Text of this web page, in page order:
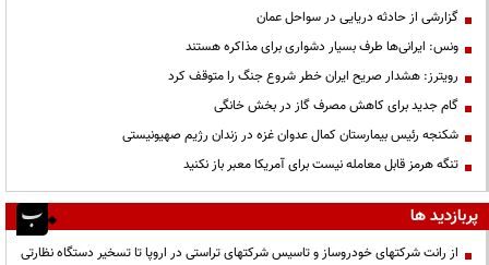
گزارشی از حادثه دریایی در سواحل عمان
ونس: ایرانی‌ها طرف بسیار دشواری برای مذاکره هستند
رویترز: هشدار صریح ایران خطر شروع جنگ را متوقف کرد
گام جدید برای کاهش مصرف گاز در بخش خانگی
شکنجه رئیس بیمارستان کمال عدوان غزه در زندان رژیم صهیونیستی
تنگه هرمز قابل معامله نیست برای آمریکا معبر باز نکنید
پربازدید ها
از رانت‌ شرکتهای خودروساز و تاسیس شرکتهای تراستی در اروپا تا تسخیر دستگاه نظارتی